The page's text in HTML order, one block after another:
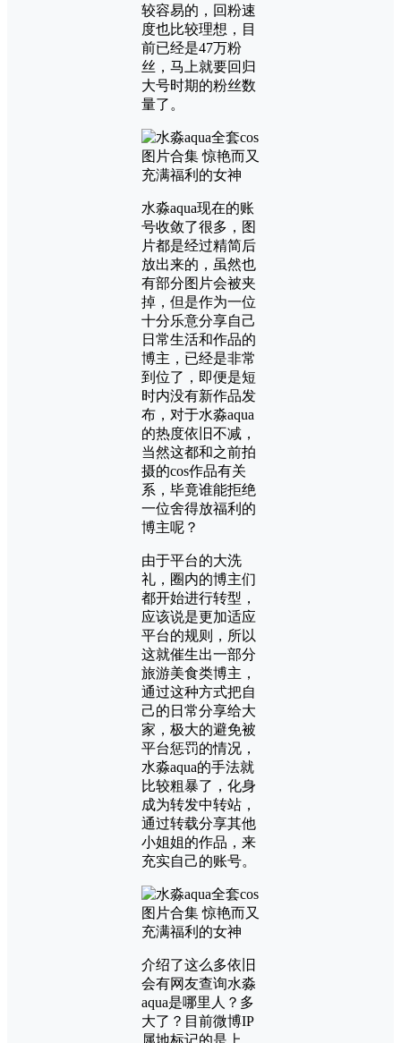
较容易的，回粉速
度也比较理想，目
前已经是47万粉
丝，马上就要回归
大号时期的粉丝数
量了。
水淼aqua现在的账
号收敛了很多，图
片都是经过精简后
放出来的，虽然也
有部分图片会被夹
掉，但是作为一位
十分乐意分享自己
日常生活和作品的
博主，已经是非常
到位了，即便是短
时内没有新作品发
布，对于水淼aqua
的热度依旧不减，
当然这都和之前拍
摄的cos作品有关
系，毕竟谁能拒绝
一位舍得放福利的
博主呢？
由于平台的大洗
礼，圈内的博主们
都开始进行转型，
应该说是更加适应
平台的规则，所以
这就催生出一部分
旅游美食类博主，
通过这种方式把自
己的日常分享给大
家，极大的避免被
平台惩罚的情况，
水淼aqua的手法就
比较粗暴了，化身
成为转发中转站，
通过转载分享其他
小姐姐的作品，来
充实自己的账号。
介绍了这么多依旧
会有网友查询水淼
aqua是哪里人？多
大了？目前微博IP
属地标记的是上